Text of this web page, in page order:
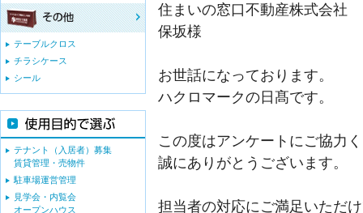
住まいの窓口不動産株式会社
保坂様
お世話になっております。
ハクロマークの日髙です。
この度はアンケートにご協力
誠にありがとうございます。
担当者の対応にご満足いただ
テーブルクロス
チラシケース
シール
テナント（入居者）募集
賃貸管理・売物件
駐車場運営管理
見学会・内覧会
オープンハウス